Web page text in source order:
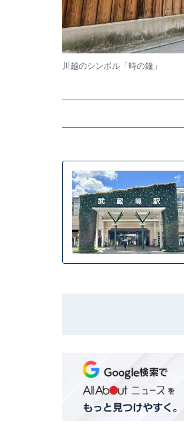
川越のシンボル「時の鐘」